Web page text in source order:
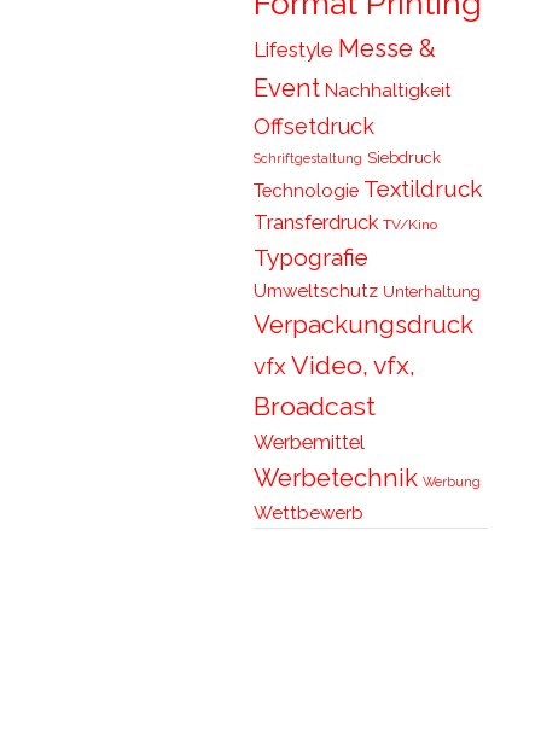
Lifestyle Messe &
Event Nachhaltigkeit
Offsetdruck
Schriftgestaltung Siebdruck
Technologie Textildruck
Transferdruck TV/Kino
Typografie
Umweltschutz Unterhaltung
Verpackungsdruck
vfxVideo, vfx,
Broadcast
Werbemittel
Werbetechnik Werbung
Wettbewerb